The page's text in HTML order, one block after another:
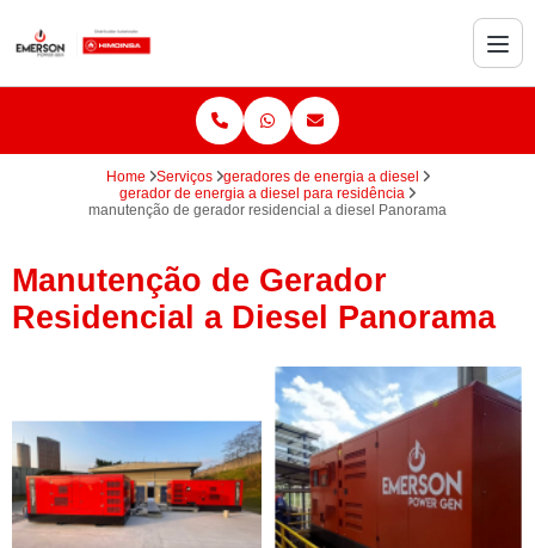
Home Serviços
geradores de energia a diesel
gerador de energia a diesel para residência
manutenção de gerador residencial a diesel Panorama
Manutenção de Gerador
Residencial a Diesel Panorama